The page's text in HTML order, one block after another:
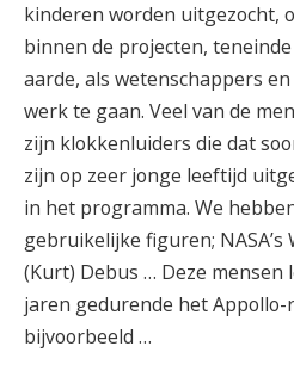
kinderen worden uitgezocht,
binnen de projecten,
aarde, als wetenschappers
werk te gaan. Veel van de
zijn klokkenluiders die dat
zijn op zeer jonge leeftijd
in het programma. We
gebruikelijke figuren;
(Kurt) Debus … Deze mensen
jaren gedurende het
bijvoorbeeld …